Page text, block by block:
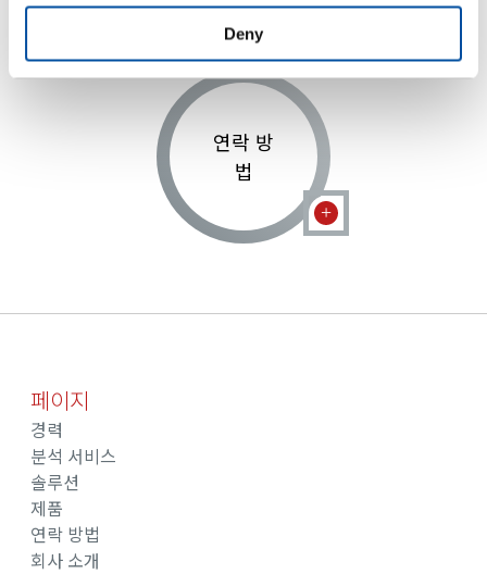
Deny
연락 방
법
페이지
경력
분석 서비스
솔루션
제품
연락 방법
회사 소개